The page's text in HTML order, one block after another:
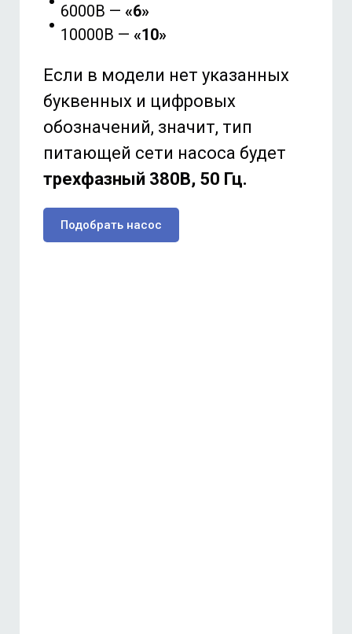
6000В — «6»
10000В — «10»
Если в модели нет указанных
буквенных и цифровых
обозначений, значит, тип
питающей сети насоса будет
трехфазный 380В, 50 Гц.
Подобрать насос